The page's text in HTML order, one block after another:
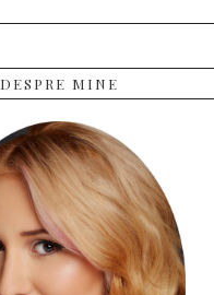
DESPRE MINE